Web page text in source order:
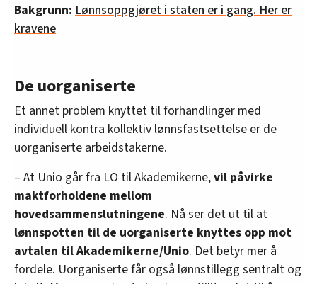
Bakgrunn: Lønnsoppgjøret i staten er i gang. Her er
kravene
De uorganiserte
Et annet problem knyttet til forhandlinger med
individuell kontra kollektiv lønnsfastsettelse er de
uorganiserte arbeidstakerne.
– At Unio går fra LO til Akademikerne,vil påvirke
maktforholdene mellom
hovedsammenslutningene. Nå ser det ut til at
lønnspotten til de uorganiserte knyttes opp mot
avtalen til Akademikerne/Unio. Det betyr mer å
fordele. Uorganiserte får også lønnstillegg sentralt og